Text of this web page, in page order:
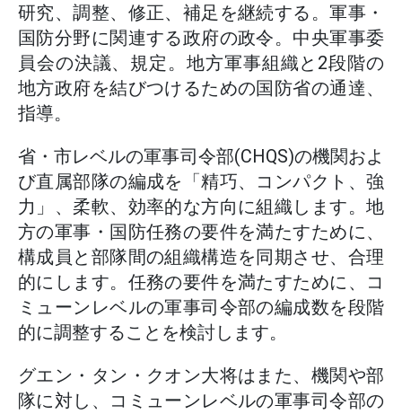
研究、調整、修正、補足を継続する。軍事・
国防分野に関連する政府の政令。中央軍事委
員会の決議、規定。地方軍事組織と2段階の
地方政府を結びつけるための国防省の通達、
指導。
省・市レベルの軍事司令部(CHQS)の機関およ
び直属部隊の編成を「精巧、コンパクト、強
力」、柔軟、効率的な方向に組織します。地
方の軍事・国防任務の要件を満たすために、
構成員と部隊間の組織構造を同期させ、合理
的にします。任務の要件を満たすために、コ
ミューンレベルの軍事司令部の編成数を段階
的に調整することを検討します。
グエン・タン・クオン大将はまた、機関や部
隊に対し、コミューンレベルの軍事司令部の